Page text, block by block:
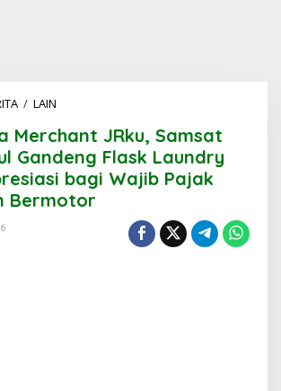
/ LAIN
Merchant
JRku,
Samsat
Gunungkidul
Gandeng
Merchant JRku, Samsat
Gandeng Flask Laundry
bagi Wajib Pajak
Bermotor